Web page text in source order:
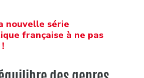
nouvelle série
française à ne pas